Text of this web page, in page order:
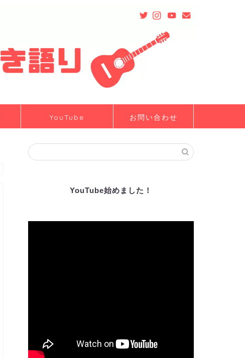
YouTube お問い合わせ
YouTube始めました！